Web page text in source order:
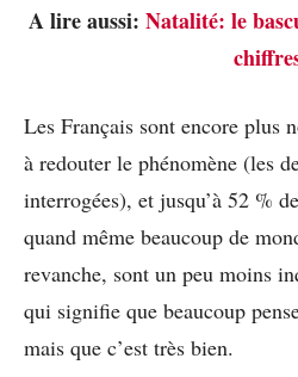
A lire aussi: Natalité: le
Les Français sont encore plus
à redouter le phénomène (les
interrogées), et jusqu’à 52 %
quand même beaucoup de
revanche, sont un peu moins
qui signifie que beaucoup
mais que c’est très bien.